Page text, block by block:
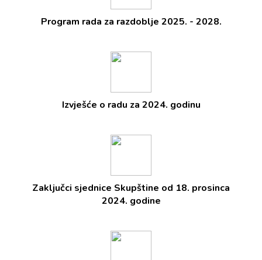
Program rada za razdoblje 2025. - 2028.
Izvješće o radu za 2024. godinu
Zaključci sjednice Skupštine od 18. prosinca
2024. godine